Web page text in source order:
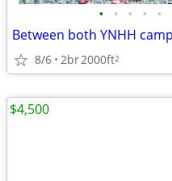
• • • • •
8/6 2br2000ft2
$4,500